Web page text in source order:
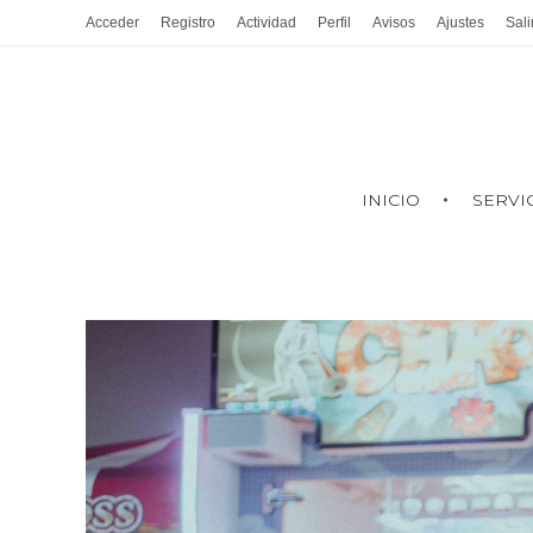
Acceder Registro Actividad Perfil Avisos Ajustes
INICIO